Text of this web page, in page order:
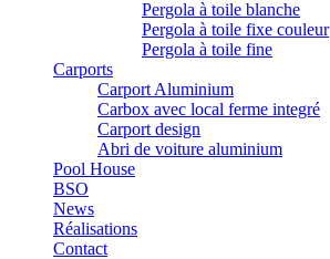
Pergola à toile blanche
Pergola à toile fixe couleur
Pergola à toile fine
Carports
Carport Aluminium
Carbox avec local ferme integré
Carport design
Abri de voiture aluminium
Pool House
BSO
News
Réalisations
Contact